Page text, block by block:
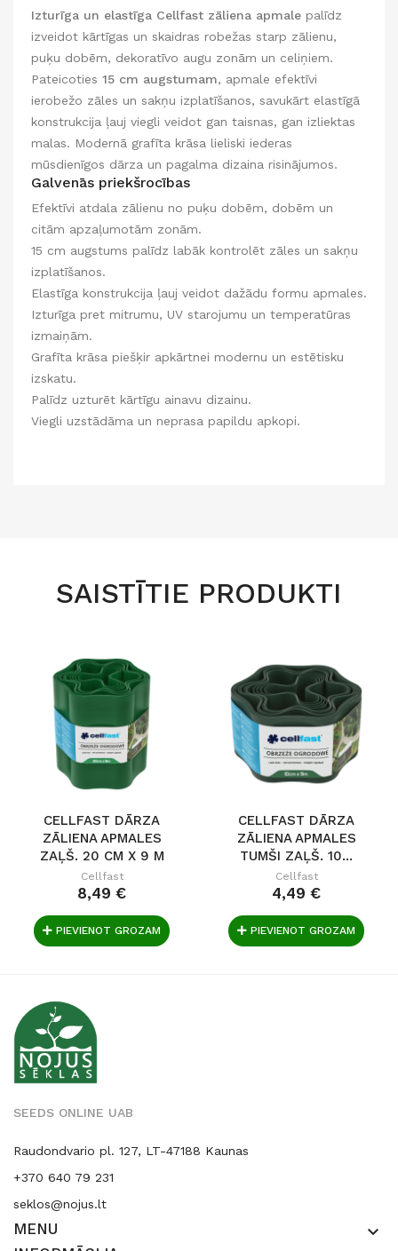
Izturīga un elastīga Cellfast zāliena apmale palīdz
izveidot kārtīgas un skaidras robežas starp zālienu,
puķu dobēm, dekoratīvo augu zonām un celiņiem.
Pateicoties 15 cm augstumam, apmale efektīvi
ierobežo zāles un sakņu izplatīšanos, savukārt elastīgā
konstrukcija ļauj viegli veidot gan taisnas, gan izliektas
malas. Modernā grafīta krāsa lieliski iederas
mūsdienīgos dārza un pagalma dizaina risinājumos.
Galvenās priekšrocības
Efektīvi atdala zālienu no puķu dobēm, dobēm un
citām apzaļumotām zonām.
15 cm augstums palīdz labāk kontrolēt zāles un sakņu
izplatīšanos.
Elastīga konstrukcija ļauj veidot dažādu formu apmales.
Izturīga pret mitrumu, UV starojumu un temperatūras
izmaiņām.
Grafīta krāsa piešķir apkārtnei modernu un estētisku
izskatu.
Palīdz uzturēt kārtīgu ainavu dizainu.
Viegli uzstādāma un neprasa papildu apkopi.
SAISTĪTIE PRODUKTI
CELLFAST DĀRZA
ZĀLIENA APMALES
ZAĻŠ. 20 CM X 9 M
Cellfast
8,49 €
PIEVIENOT GROZAM
CELLFAST DĀRZA
ZĀLIENA APMALES
TUMŠI ZAĻŠ. 10...
Cellfast
4,49 €
PIEVIENOT GROZAM
SEEDS ONLINE UAB
Raudondvario pl. 127, LT-47188 Kaunas
+370 640 79 231
seklos@nojus.lt
MENU keyboard_arrow_down